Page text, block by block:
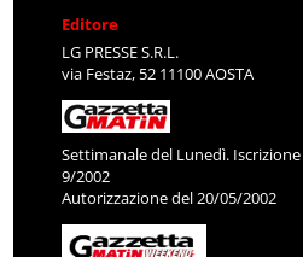
Editore
LG PRESSE S.R.L.
via Festaz, 52 11100 AOSTA
Settimanale del Lunedì.
9/2002
Autorizzazione del 20/05/2002